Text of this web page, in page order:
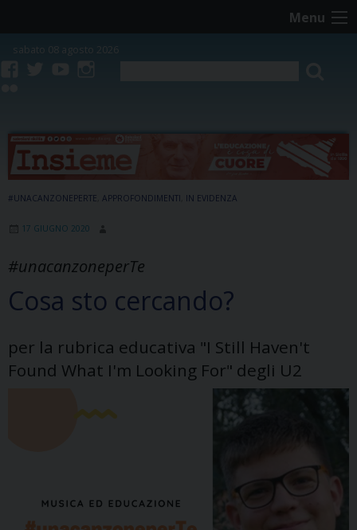
content
Menu
sabato 08 agosto 2026
#UNACANZONEPERTE APPROFONDIMENTI IN EVIDENZA
17 GIUGNO 2020
#unacanzoneperTe
Cosa sto cercando?
per la rubrica educativa "I Still Haven't
Found What I'm Looking For" degli U2